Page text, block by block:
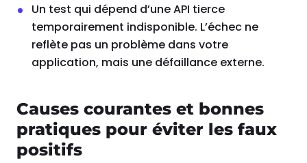
Un test qui dépend d’une API tierce
temporairement indisponible. L’échec ne
reflète pas un problème dans votre
application, mais une défaillance externe.
Causes courantes et bonnes
pratiques pour éviter les faux
positifs